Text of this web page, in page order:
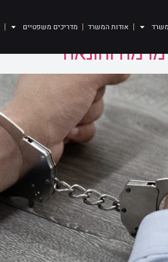
אודות המשרד מדריכים משפטיים
והונאה